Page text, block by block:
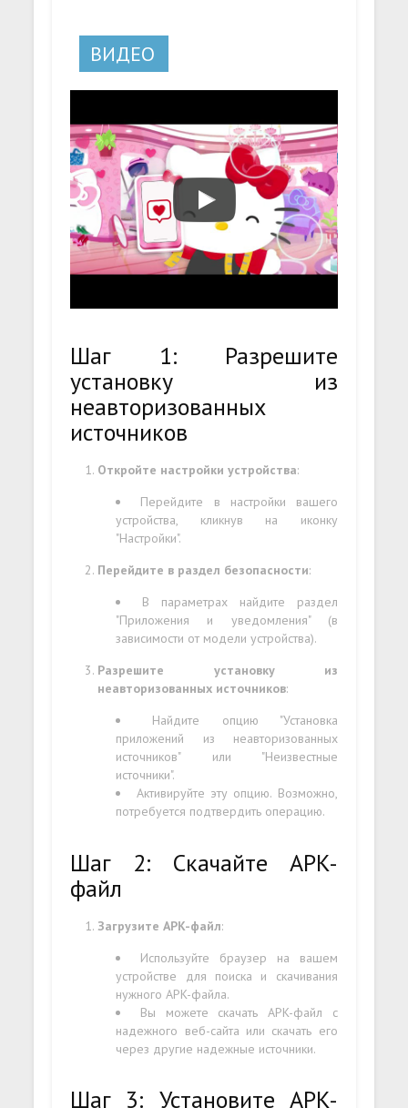
ВИДЕО
Шаг 1: Разрешите
установку из
неавторизованных
источников
Откройте настройки устройства:
Перейдите в настройки вашего
устройства, кликнув на иконку
"Настройки".
Перейдите в раздел безопасности:
В параметрах найдите раздел
"Приложения и уведомления" (в
зависимости от модели устройства).
Разрешите установку из
неавторизованных источников:
Найдите опцию "Установка
приложений из неавторизованных
источников" или "Неизвестные
источники".
Активируйте эту опцию. Возможно,
потребуется подтвердить операцию.
Шаг 2: Скачайте APK-
файл
Загрузите APK-файл:
Используйте браузер на вашем
устройстве для поиска и скачивания
нужного APK-файла.
Вы можете скачать APK-файл с
надежного веб-сайта или скачать его
через другие надежные источники.
Шаг 3: Установите APK-